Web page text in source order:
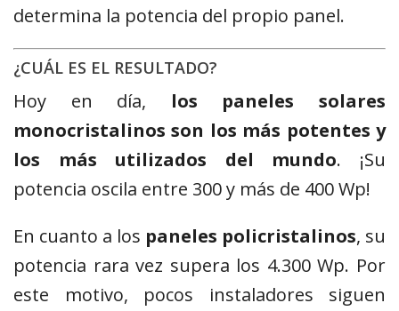
determina la potencia del propio panel.
¿CUÁL ES EL RESULTADO?
Hoy en día, los paneles solares
monocristalinos son los más potentes y
los más utilizados del mundo. ¡Su
potencia oscila entre 300 y más de 400 Wp!
En cuanto a los paneles policristalinos, su
potencia rara vez supera los 4.300 Wp. Por
este motivo, pocos instaladores siguen